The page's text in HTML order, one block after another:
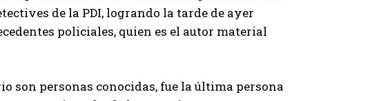
de la PDI, logrando la tarde de ayer
policiales, quien es el autor material
personas conocidas, fue la última persona